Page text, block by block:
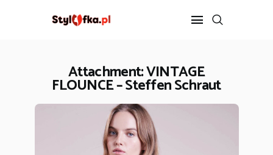
Attachment: VINTAGE
FLOUNCE – Steffen Schraut
STYLIZACJA
PIELĘGNACJA